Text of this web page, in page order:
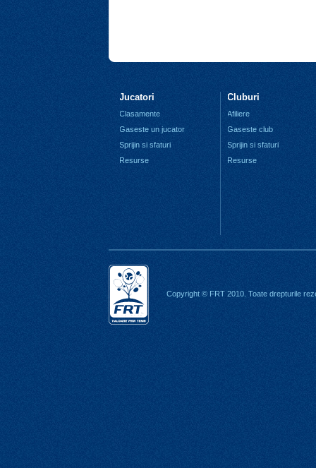
Jucatori
Clasamente
Gaseste un jucator
Sprijin si sfaturi
Resurse
Cluburi
Afiliere
Gaseste club
Sprijin si sfaturi
Resurse
Copyright © FRT 2010. Toate drepturile